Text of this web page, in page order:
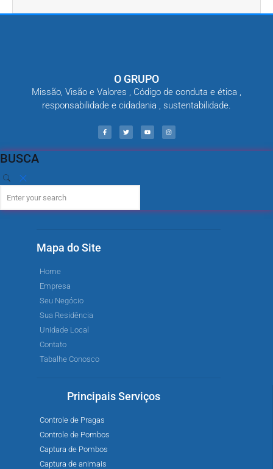
O GRUPO
Missão, Visão e Valores , Código de conduta e ética ,
responsabilidade e cidadania , sustentabilidade.
BUSCA
Mapa do Site
Home
Empresa
Seu Negócio
Sua Residência
Unidade Local
Contato
Tabalhe Conosco
Principais Serviços
Controle de Pragas
Controle de Pombos
Captura de Pombos
Captura de animais